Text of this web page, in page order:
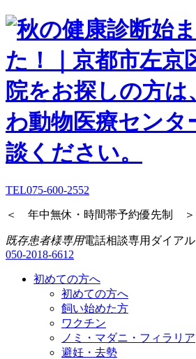
TEL075-600-2552
＜ 年中無休・時間帯予約優先制 ＞
既存患者様専用電話相談専用ダイアル
050-2018-6612
初めての方へ
初めての方へ
飼い始めた方
ワクチン
ノミ・マダニ・フィラリア
避妊・去勢